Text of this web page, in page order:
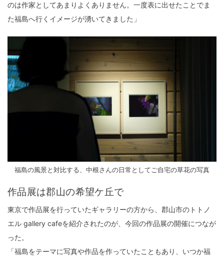
のは作家としてあまりよくありません。一度表に出せたことでま
た福島へ行くイメージが湧いてきました」
福島の風景と対比する、中根さんの日常としてご自宅の草花の写真
作品展は郡山の希望ケ丘で
東京で作品展を行っていたギャラリーの方から、郡山市のトトノ
エル gallery cafeを紹介されたのが、今回の作品展の開催につなが
った。
「福島をテーマに写真や作品を作っていたこともあり、いつか福